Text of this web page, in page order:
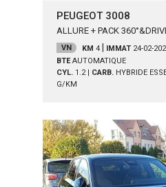
PEUGEOT 3008
ALLURE + PACK
VN KM 4 IMMAT 24-02-
BTE AUTOMATIQUE
CYL. 1.2| CARB. HYBRIDE
G/KM